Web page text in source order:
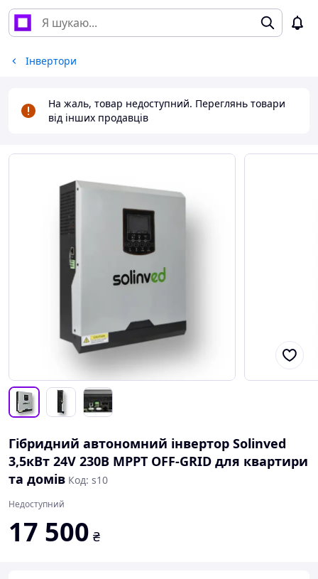
Інвертори
На жаль, товар недоступний. Переглянь товари
від інших продавців
Гібридний автономний інвертор Solinved
3,5кВт 24V 230В MPPT OFF-GRID для квартири
та домів Код: s10
Недоступний
17 500 ₴